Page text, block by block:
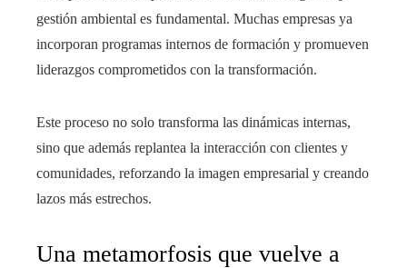
gestión ambiental es fundamental. Muchas empresas ya
incorporan programas internos de formación y promueven
liderazgos comprometidos con la transformación.
Este proceso no solo transforma las dinámicas internas,
sino que además replantea la interacción con clientes y
comunidades, reforzando la imagen empresarial y creando
lazos más estrechos.
Una metamorfosis que vuelve a